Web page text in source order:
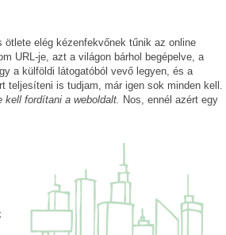
elég kézenfekvőnek tűnik az online
URL-je, azt a világon bárhol begépelve, a
a külföldi látogatóból vevő legyen, és a
teljesíteni is tudjam, már igen sok minden kell.
kell fordítani a weboldalt. Nos, ennél azért egy